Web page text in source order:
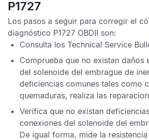
P1727
Los pasos a seguir para corregir el
diagnóstico P1727 OBDII son:
Consulta los Technical Service
Comprueba que no existan daños
del solenoide del embrague de
deficiencias comunes tales como
quemaduras, realiza las
Verifica que no existan
conexiones del solenoide del
De igual forma, mide la